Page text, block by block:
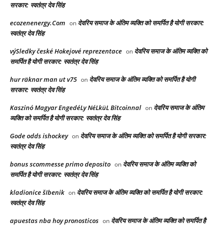
सरकार: स्वतंत्र देव सिंह
ecozenenergy.Com on देवरिय समाज के अंतिम व्यक्ति को समर्पित है योगी सरकार:
स्वतंत्र देव सिंह
výSledky české Hokejové reprezentace on देवरिय समाज के अंतिम व्यक्ति को
समर्पित है योगी सरकार: स्वतंत्र देव सिंह
hur räknar man ut v75 on देवरिय समाज के अंतिम व्यक्ति को समर्पित है योगी
सरकार: स्वतंत्र देव सिंह
Kaszinó Magyar EngedéLy NéLküL Bitcoinnal on देवरिय समाज के अंतिम
व्यक्ति को समर्पित है योगी सरकार: स्वतंत्र देव सिंह
Gode odds ishockey on देवरिय समाज के अंतिम व्यक्ति को समर्पित है योगी सरकार:
स्वतंत्र देव सिंह
bonus scommesse primo deposito on देवरिय समाज के अंतिम व्यक्ति को
समर्पित है योगी सरकार: स्वतंत्र देव सिंह
kladionice šIbenik on देवरिय समाज के अंतिम व्यक्ति को समर्पित है योगी सरकार:
स्वतंत्र देव सिंह
apuestas nba hoy pronosticos on देवरिय समाज के अंतिम व्यक्ति को समर्पित है